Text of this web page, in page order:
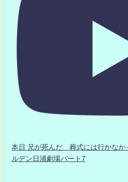
本日 兄が死んだ 葬式には行かな
ルデン日浦劇場パート7